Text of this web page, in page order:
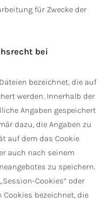
für Zwecke der
bei
bezeichnet, die auf
werden. Innerhalb der
Angaben gespeichert
dazu, die Angaben zu
auf dem das Cookie
auch nach seinem
zu speichern.
Cookies“ oder
Cookies bezeichnet, die